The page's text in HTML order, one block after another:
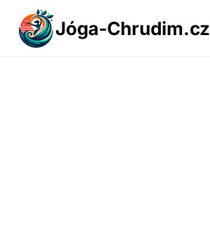
Přeskočit
obsah
Jóga-Chrudim.cz